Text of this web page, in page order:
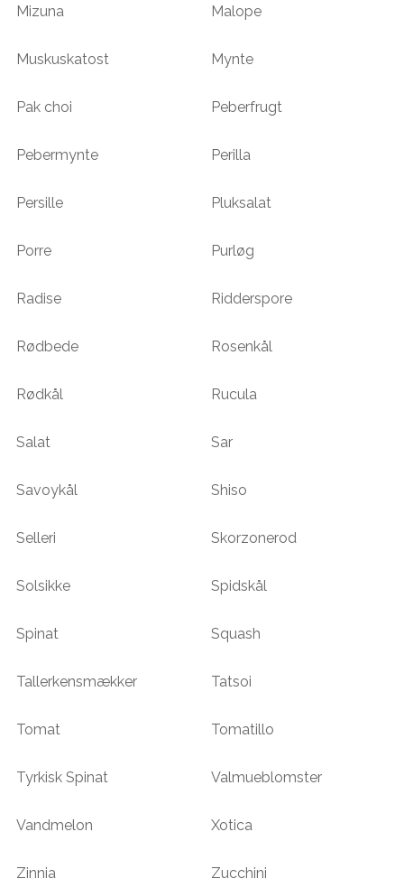
Mizuna Malope
Muskuskatost Mynte
Pak choi Peberfrugt
Pebermynte Perilla
Persille Pluksalat
Porre Purløg
Radise Ridderspore
Rødbede Rosenkål
Rødkål Rucula
Salat Sar
Savoykål Shiso
Selleri Skorzonerod
Solsikke Spidskål
Spinat Squash
Tallerkensmækker Tatsoi
Tomat Tomatillo
Tyrkisk Spinat Valmueblomster
Vandmelon Xotica
Zinnia Zucchini